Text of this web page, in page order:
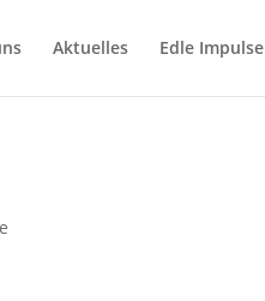
Aktuelles Edle Impulse